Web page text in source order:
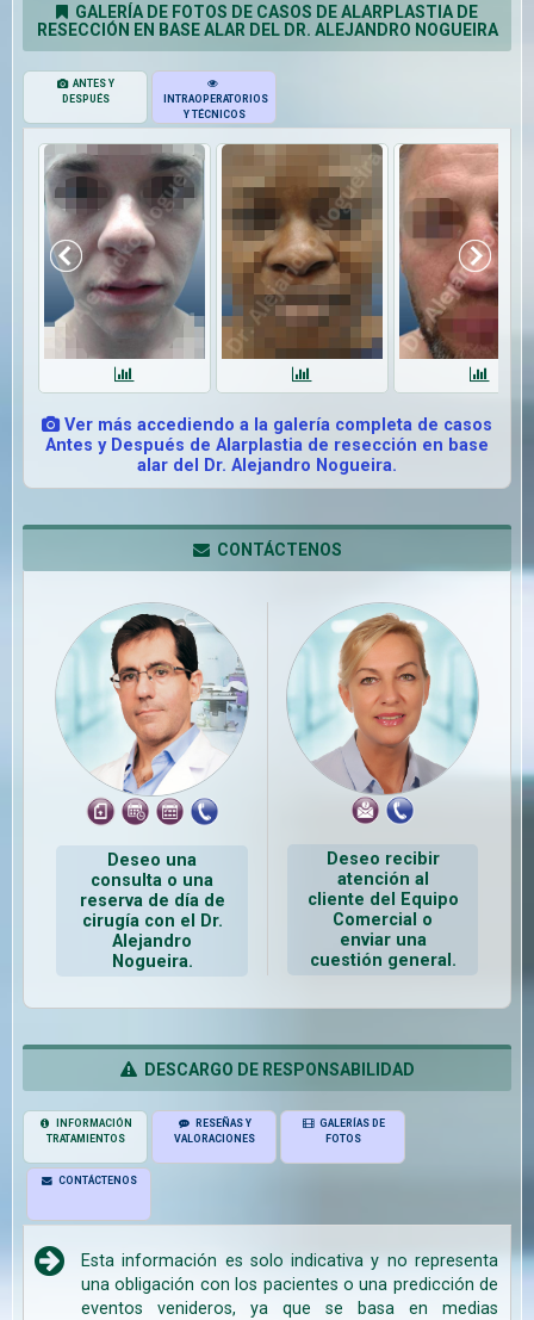
GALERÍA DE FOTOS DE CASOS DE ALARPLASTIA DE
RESECCIÓN EN BASE ALAR DEL DR. ALEJANDRO NOGUEIRA
ANTES Y
DESPUÉS
INTRAOPERATORIOS
Y TÉCNICOS
Ver más accediendo a la galería completa de casos
Antes y Después de Alarplastia de resección en base
alar del Dr. Alejandro Nogueira.
CONTÁCTENOS
Deseo una
consulta o una
reserva de día de
cirugía con el Dr.
Alejandro
Nogueira.
Deseo recibir
atención al
cliente del Equipo
Comercial o
enviar una
cuestión general.
DESCARGO DE RESPONSABILIDAD
INFORMACIÓN
TRATAMIENTOS
RESEÑAS Y
VALORACIONES
GALERÍAS DE
FOTOS
CONTÁCTENOS
Esta información es solo indicativa y no representa
una obligación con los pacientes o una predicción de
eventos venideros, ya que se basa en medias